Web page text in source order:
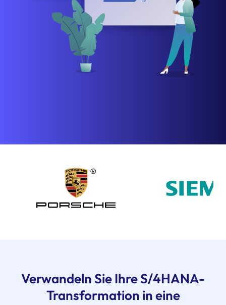
Verwandeln Sie Ihre S/4HANA-
Transformation in eine